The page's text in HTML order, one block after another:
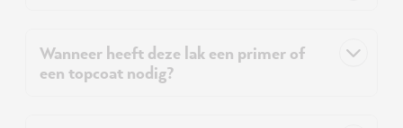
Wanneer heeft deze lak een primer of
een topcoat nodig?